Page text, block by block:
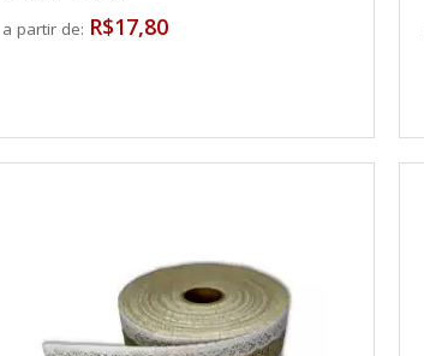
a partir de: R$17,80